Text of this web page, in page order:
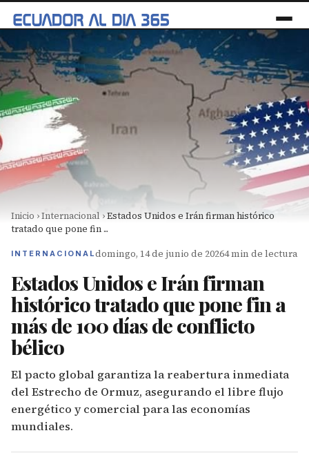
Inicio ›Internacional ›Estados Unidos e Irán firman histórico
tratado que pone fin ...
INTERNACIONALdomingo, 14 de junio de 20264 min de lectura
Estados Unidos e Irán firman
histórico tratado que pone fin a
más de 100 días de conflicto
bélico
El pacto global garantiza la reabertura inmediata
del Estrecho de Ormuz, asegurando el libre flujo
energético y comercial para las economías
mundiales.